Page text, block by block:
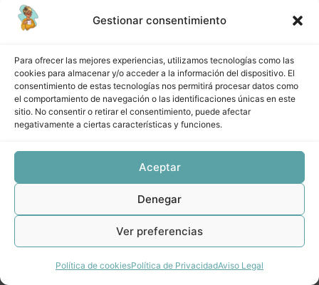
Gestionar consentimiento
Para ofrecer las mejores experiencias, utilizamos tecnologías como las
cookies para almacenar y/o acceder a la información del dispositivo. El
consentimiento de estas tecnologías nos permitirá procesar datos como
el comportamiento de navegación o las identificaciones únicas en este
sitio. No consentir o retirar el consentimiento, puede afectar
negativamente a ciertas características y funciones.
Aceptar
Denegar
Ver preferencias
Política de cookiesPolítica de PrivacidadAviso Legal
CNE Masterclass automatizaciones Septiembre 2021
Taller de Zentangle con María José Torrado
CNE Masterclass Dónde alojar mi producto/servicio
CNE Masterclass Metodología de las 5S
CNE Minicurso LinkedIn
CNE Masterclass impuestos y facturación
Inicia sesión
Anterior Siguiente